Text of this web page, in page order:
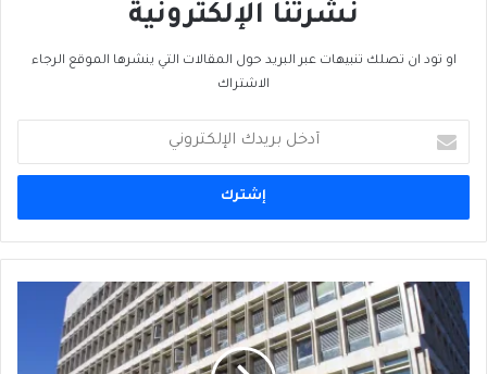
نشرتنا الإلكترونية
او تود ان تصلك تنبيهات عبر البريد حول المقالات التي ينشرها الموقع الرجاء
الاشتراك
بريدك
الإلكتروني
الإقتصاد
اللبناني
يختنق
...